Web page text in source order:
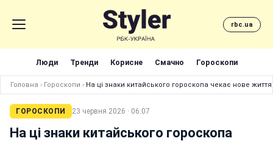
rbc.ua
Люди Тренди Корисне Смачно Гороскопи
Головна › Гороскопи › На ці знаки китайського гороскопа чекає нове
ГОРОСКОПИ 23 червня 2026 · 06:07
На ці знаки китайського гороскопа